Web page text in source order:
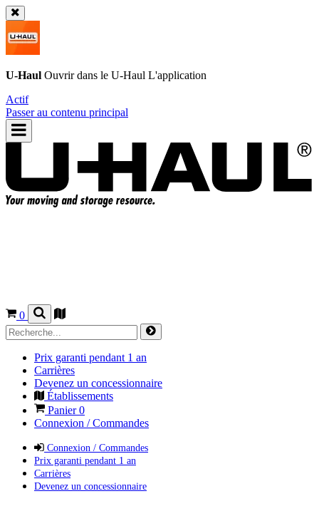
U-Haul Ouvrir dans le U-Haul L'application
Actif
Passer au contenu principal
0
Prix garanti pendant 1 an
Carrières
Devenez un concessionnaire
Établissements
Panier0
Connexion / Commandes
Connexion / Commandes
Prix garanti pendant 1 an
Carrières
Devenez un concessionnaire